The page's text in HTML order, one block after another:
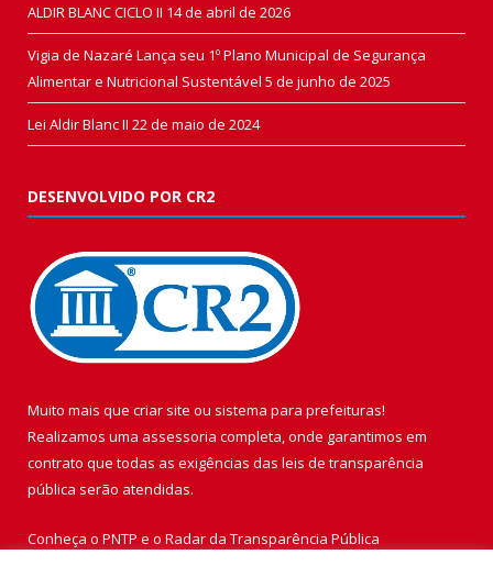
ALDIR BLANC CICLO II 14 de abril de 2026
Vigia de Nazaré Lança seu 1º Plano Municipal de Segurança
Alimentar e Nutricional Sustentável 5 de junho de 2025
Lei Aldir Blanc II 22 de maio de 2024
DESENVOLVIDO POR CR2
Muito mais que criar site ou sistema para prefeituras!
Realizamos uma assessoria completa, onde garantimos em
contrato que todas as exigências das leis de transparência
pública serão atendidas.
Conheça o PNTP e o Radar da Transparência Pública